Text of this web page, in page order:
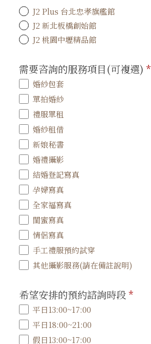
J2 Plus 台北忠孝旗艦館
J2 新北板橋創始館
J2 桃園中壢精品館
需要咨詢的服務項目(可複選)*
婚紗包套
單拍婚紗
禮服單租
婚紗租借
新娘秘書
婚禮攝影
結婚登記寫真
孕婦寫真
全家福寫真
閨蜜寫真
情侶寫真
手工禮服預約試穿
其他攝影服務(請在備註說明)
希望安排的預約諮詢時段*
平日13:00~17:00
平日18:00~21:00
假日13:00~17:00